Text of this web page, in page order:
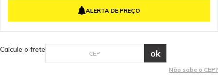
ALERTA DE PREÇO
Calcule o frete
Não sabe o CEP?